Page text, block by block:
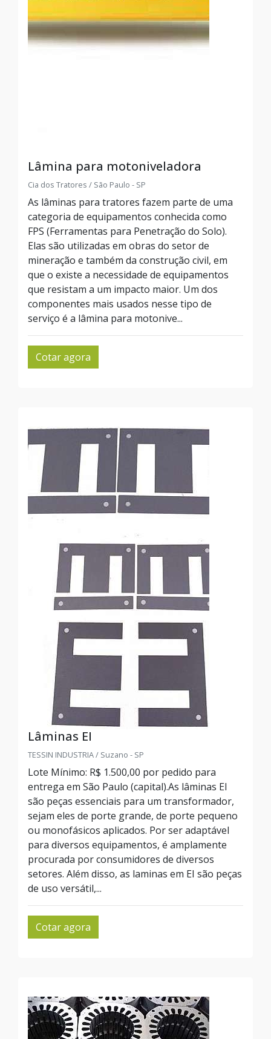
Lâmina para motoniveladora
Cia dos Tratores / São Paulo - SP
As lâminas para tratores fazem parte de uma
categoria de equipamentos conhecida como
FPS (Ferramentas para Penetração do Solo).
Elas são utilizadas em obras do setor de
mineração e também da construção civil, em
que o existe a necessidade de equipamentos
que resistam a um impacto maior. Um dos
componentes mais usados nesse tipo de
serviço é a lâmina para motonive...
Cotar agora
Lâminas EI
TESSIN INDUSTRIA / Suzano - SP
Lote Mínimo: R$ 1.500,00 por pedido para
entrega em São Paulo (capital).As lâminas EI
são peças essenciais para um transformador,
sejam eles de porte grande, de porte pequeno
ou monofásicos aplicados. Por ser adaptável
para diversos equipamentos, é amplamente
procurada por consumidores de diversos
setores. Além disso, as laminas em EI são peças
de uso versátil,...
Cotar agora